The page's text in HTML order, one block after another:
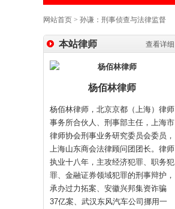
网站首页 > 孙谦：刑事侦查与法律监督
查看详细
本站律师
杨佰林律师
杨佰林律师，北京京都（上海）律师
事务所合伙人、刑事部主任，上海市
律师协会刑事业务研究委员会委员，
上海山东商会法律顾问团团长。律师
执业十八年，主攻经济犯罪、职务犯
罪、金融证券领域犯罪的刑事辩护，
承办过力拓案、安徽兴邦集资诈骗
37亿案、武汉东风汽车公司挪用一